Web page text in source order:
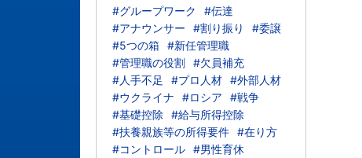
#グループワーク
#伝達
#アナウンサー
#割り振り
#委譲
#5つの箱 #新任管理職
#管理職の役割 #欠員補充
#人手不足
#プロ人材 #外部人材
#ウクライナ
#ロシア
#戦争
#基礎控除
#給与所得控除
#扶養親族等の所得要件 #在り方
#コントロール #男性育休